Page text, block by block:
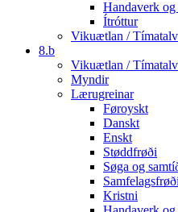
Handaverk
Ítróttur
Vikuætlan /
8.b
Vikuætlan /
Myndir
Lærugreinar
Føroyskt
Danskt
Enskt
Støddfrøði
Søga og
Samfelagsfrøði
Kristni